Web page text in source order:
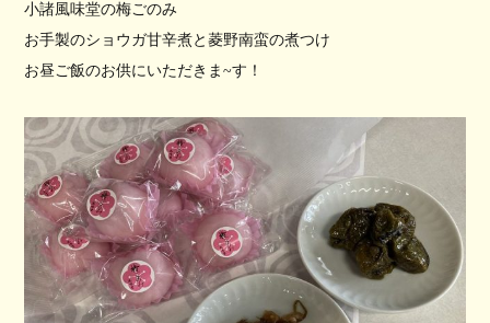
小諸風味堂の梅ごのみ
お手製のショウガ甘辛煮と菱野南蛮の煮つけ
お昼ご飯のお供にいただきま~す！